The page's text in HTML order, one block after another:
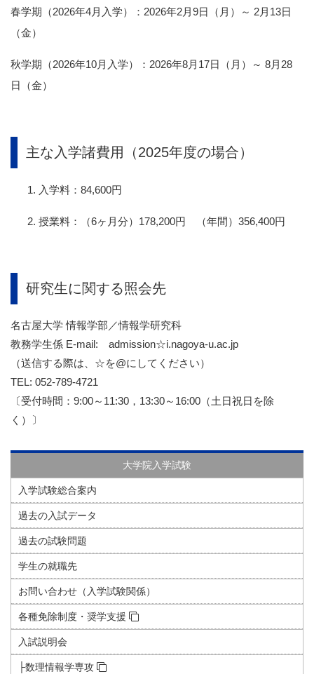
春学期（2026年4月入学）：2026年2月9日（月）～ 2月13日
（金）
秋学期（2026年10月入学）：2026年8月17日（月）～ 8月28
日（金）
主な入学諸費用（2025年度の場合）
入学料：84,600円
授業料：（6ヶ月分）178,200円 （年間）356,400円
研究生に関する照会先
名古屋大学 情報学部／情報学研究科
教務学生係 E-mail: admission☆i.nagoya-u.ac.jp
（送信する際は、☆を@にしてください）
TEL: 052-789-4721
〔受付時間：9:00～11:30，13:30～16:00（土日祝日を除
く）〕
大学院入学試験
入学試験総合案内
過去の入試データ
過去の試験問題
学生の就職先
お問い合わせ（入学試験関係）
各種免除制度・奨学支援
入試説明会
├数理情報学専攻